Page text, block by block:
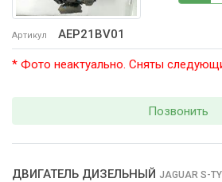
Артикул AEP21BV01
* Фото неактуально. Сняты
Позвонить
ДВИГАТЕЛЬ ДИЗЕЛЬНЫЙ JAGUAR S-